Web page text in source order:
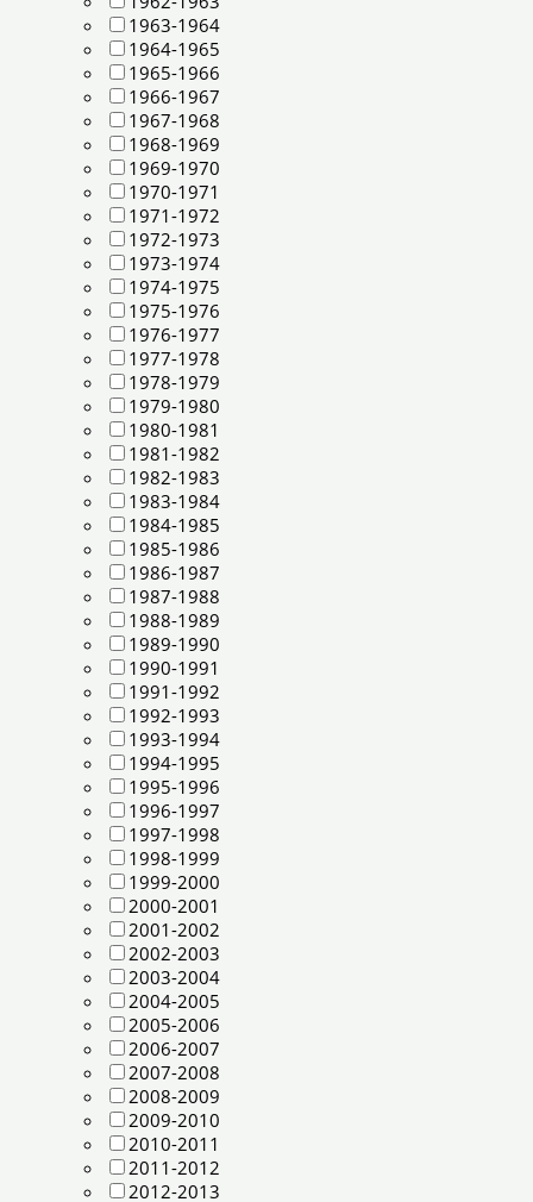
1963-1964
1964-1965
1965-1966
1966-1967
1967-1968
1968-1969
1969-1970
1970-1971
1971-1972
1972-1973
1973-1974
1974-1975
1975-1976
1976-1977
1977-1978
1978-1979
1979-1980
1980-1981
1981-1982
1982-1983
1983-1984
1984-1985
1985-1986
1986-1987
1987-1988
1988-1989
1989-1990
1990-1991
1991-1992
1992-1993
1993-1994
1994-1995
1995-1996
1996-1997
1997-1998
1998-1999
1999-2000
2000-2001
2001-2002
2002-2003
2003-2004
2004-2005
2005-2006
2006-2007
2007-2008
2008-2009
2009-2010
2010-2011
2011-2012
2012-2013